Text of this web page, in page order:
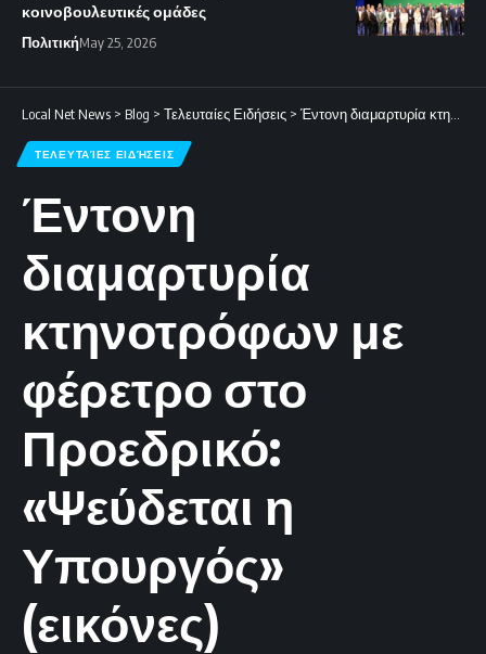
κοινοβουλευτικές ομάδες
ΠολιτικήMay 25, 2026
Local Net News > Blog > Τελευταίες Ειδήσεις > Έντονη διαμαρτυρία κτηνοτρόφων με φέρετρο στο Προεδρικό: «Ψεύδεται η Υπουργός» (εικόνες)
ΤΕΛΕΥΤΑΊΕΣ ΕΙΔΉΣΕΙΣ
Έντονη
διαμαρτυρία
κτηνοτρόφων με
φέρετρο στο
Προεδρικό:
«Ψεύδεται η
Υπουργός»
(εικόνες)